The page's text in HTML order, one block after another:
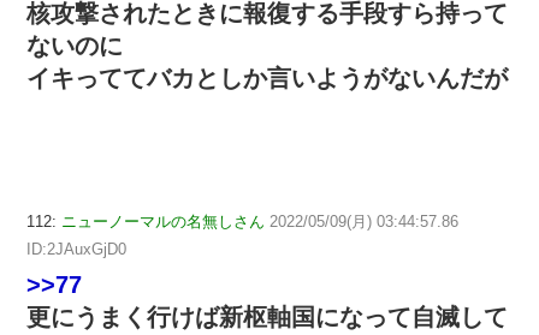
核攻撃されたときに報復する手段すら持って
ないのに
イキっててバカとしか言いようがないんだが
112: ニューノーマルの名無しさん 2022/05/09(月) 03:44:57.86
ID:2JAuxGjD0
>>77
更にうまく行けば新枢軸国になって自滅して